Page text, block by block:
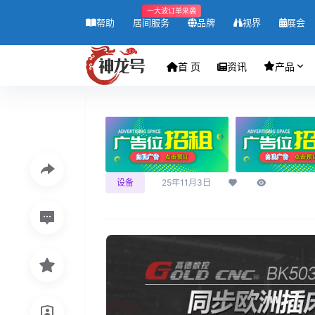
帮助 居间服务
一大波订单来袭
品牌 视界 展会
首 页 资讯 产品
设备 25年11月3日